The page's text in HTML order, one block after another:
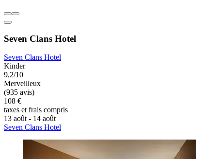
Seven Clans Hotel
Seven Clans Hotel
Kinder
9,2/10
Merveilleux
(935 avis)
108 €
taxes et frais compris
13 août - 14 août
Seven Clans Hotel